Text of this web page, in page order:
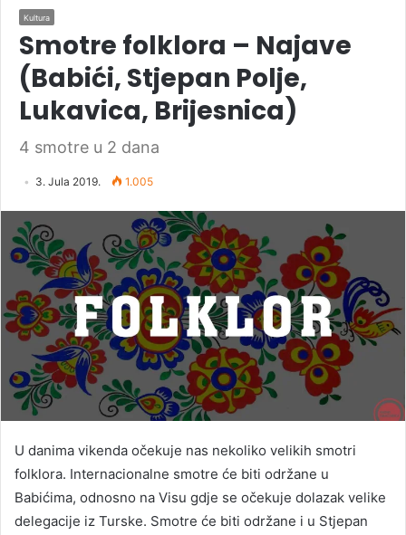
Kultura
Smotre folklora – Najave
(Babići, Stjepan Polje,
Lukavica, Brijesnica)
4 smotre u 2 dana
3. Jula 2019. 1.005
U danima vikenda očekuje nas nekoliko velikih smotri
folklora. Internacionalne smotre će biti održane u
Babićima, odnosno na Visu gdje se očekuje dolazak velike
delegacije iz Turske. Smotre će biti održane i u Stjepan